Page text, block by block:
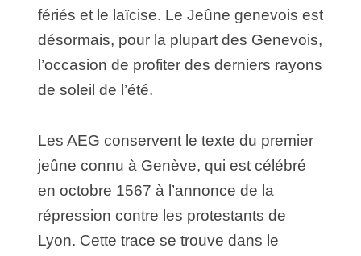
fériés et le laïcise. Le Jeûne genevois est
désormais, pour la plupart des Genevois,
l’occasion de profiter des derniers rayons
de soleil de l’été.
Les AEG conservent le texte du premier
jeûne connu à Genève, qui est célébré
en octobre 1567 à l’annonce de la
répression contre les protestants de
Lyon. Cette trace se trouve dans le